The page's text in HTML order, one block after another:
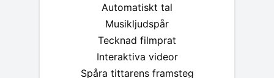
Automatiskt tal
Musikljudspår
Tecknad filmprat
Interaktiva videor
Spåra tittarens framsteg